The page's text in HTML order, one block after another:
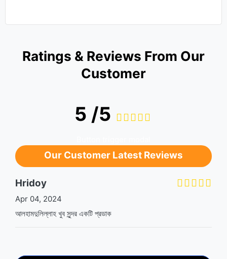
Ratings & Reviews From Our
Customer
5 /5
Our Customer Latest Reviews
Hridoy
Apr 04, 2024
আলহামদুলিল্লাহ খুব সুন্দর একটি প্রডাক